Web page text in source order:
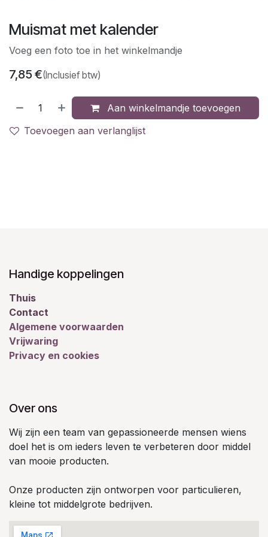
Muismat met kalender
Voeg een foto toe in het winkelmandje
7,85 €(Inclusief btw)
Aan winkelmandje toevoegen
Toevoegen aan verlanglijst
Handige koppelingen
Thuis
Contact
Algemene voorwaarden
Vrijwaring
Privacy en cookies
Over ons
Wij zijn een team van gepassioneerde mensen wiens
doel het is om ieders leven te verbeteren door middel
van mooie producten.
Onze producten zijn ontworpen voor particulieren,
kleine tot middelgrote bedrijven.